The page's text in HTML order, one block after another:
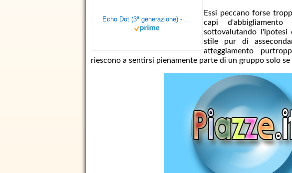
Echo Dot (3ª generazione) - Altoparlante intelligente con integrazione Alexa - Tessuto antracite
Essi peccano forse
capi
sottovalutando
stile pur di
atteggiamento
riescono a sentirsi pienamente parte di un gruppo solo